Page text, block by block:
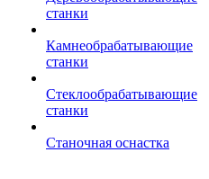
станки
Камнеобрабатывающие
станки
Стеклообрабатывающие
станки
Станочная оснастка